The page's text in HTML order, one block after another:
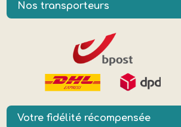
Nos transporteurs
Votre fidélité récompensée